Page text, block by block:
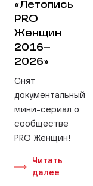
«Летопись
PRO
Женщин
2016–
2026»
Снят
документальный
мини-сериал о
сообществе
PRO Женщин!
Читать
далее